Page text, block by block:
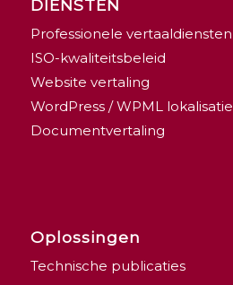
DIENSTEN
Professionele vertaaldiensten
ISO-kwaliteitsbeleid
Website vertaling
WordPress / WPML lokalisatie
Documentvertaling
Oplossingen
Technische publicaties